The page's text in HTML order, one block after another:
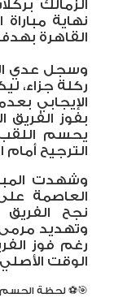
نهاية
القاهرة
وسجل عدي
ركلة جزاء،
الإيجابي
بفوز
يحسم اللقب
الترجيح أمام
وشهدت
العاصمة
نجح
وتهديد
رغم فوز
الوقت الأصلي
🎯⚽️ لحظة